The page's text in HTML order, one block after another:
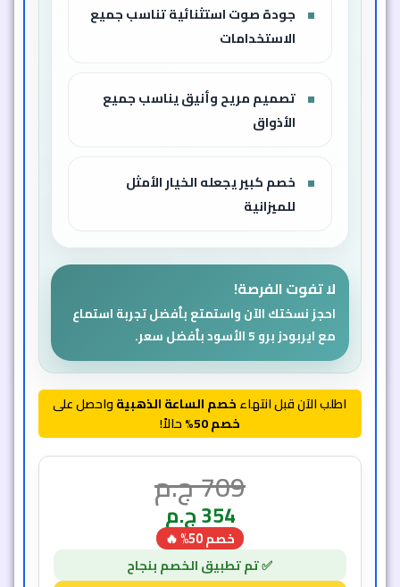
جودة صوت استثنائية تناسب جميع
الاستخدامات
تصميم مريح وأنيق يناسب جميع
الأذواق
خصم كبير يجعله الخيار الأمثل
للميزانية
لا تفوت الفرصة!
احجز نسختك الآن واستمتع بأفضل تجربة استماع
مع ايربودز برو 5 الأسود بأفضل سعر.
اطلب الآن قبل انتهاءخصم الساعة الذهبيةواحصل على
خصم 50%
حالاً!
709ج.م
354ج.م
خصم 50% 🔥